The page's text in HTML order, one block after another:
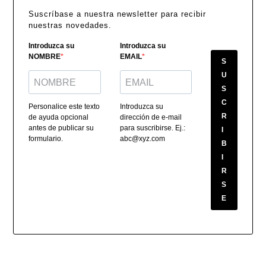
Suscríbase a nuestra newsletter para recibir
nuestras novedades.
Introduzca su
NOMBRE
Personalice este texto
de ayuda opcional
antes de publicar su
formulario.
Introduzca su
EMAIL
Introduzca su
dirección de e-mail
para suscribirse. Ej.:
abc@xyz.com
S
U
S
C
R
B
R
S
E